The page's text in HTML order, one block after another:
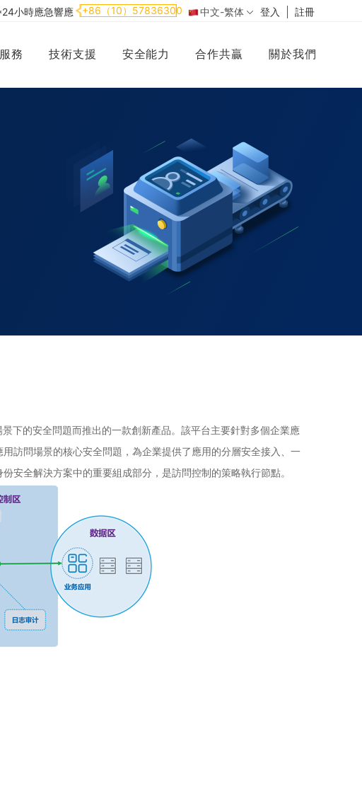
小時應急響應 +86（10）57836300 中文-繁体 登入 註冊
務 技術支援 安全能力 合作共贏 關於我們
下的安全問題而推出的一款創新產品。該平台主要針對多個企業應
訪問場景的核心安全問題，為企業提供了應用的分層安全接入、一
安全解決方案中的重要組成部分，是訪問控制的策略執行節點。